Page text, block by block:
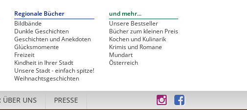
Regionale Bücher
Bildbände
Dunkle Geschichten
Geschichten und Anekdoten
Glücksmomente
Freizeit
Kindheit in Ihrer Stadt
Unsere Stadt - einfach spitze!
Weihnachtsgeschichten
und mehr...
Unsere Bestseller
Bücher zum kleinen Preis
Kochen und Kulinarik
Krimis und Romane
Mundart
Österreich
ÜBER UNS PRESSE